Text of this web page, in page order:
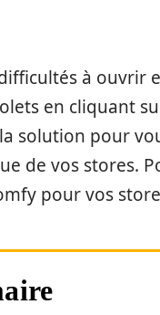
à ouvrir
en cliquant
solution pour
de vos stores.
pour vos